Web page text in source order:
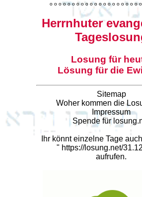
o o o o o o o o o o o o o o o o o o o o o
Herrnhuter
Losung für
Lösung für die
Sitemap
Woher kommen die
Impressum
Spende für
Ihr könnt einzelne Tage
" https://losung.net/
aufrufen.